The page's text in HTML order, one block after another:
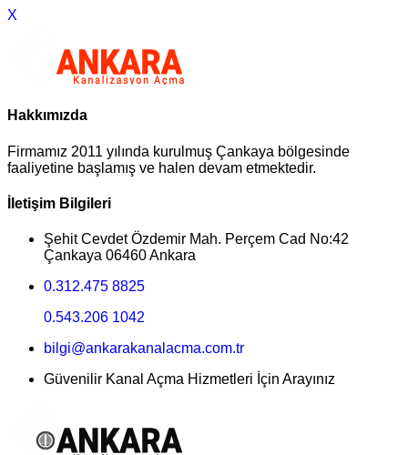
X
Hakkımızda
Firmamız 2011 yılında kurulmuş Çankaya bölgesinde
faaliyetine başlamış ve halen devam etmektedir.
İletişim Bilgileri
Şehit Cevdet Özdemir Mah. Perçem Cad No:42
Çankaya 06460 Ankara
0.312.475 8825
0.543.206 1042
bilgi@ankarakanalacma.com.tr
Güvenilir Kanal Açma Hizmetleri İçin Arayınız